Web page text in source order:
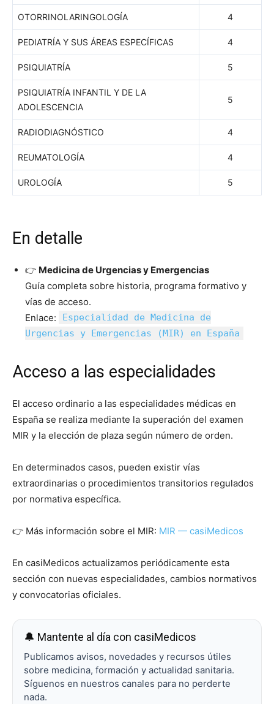
OTORRINOLARINGOLOGÍA 4
PEDIATRÍA Y SUS ÁREAS ESPECÍFICAS 4
PSIQUIATRÍA 5
PSIQUIATRÍA INFANTIL Y DE LA
ADOLESCENCIA
5
RADIODIAGNÓSTICO 4
REUMATOLOGÍA 4
UROLOGÍA 5
En detalle
👉 Medicina de Urgencias y Emergencias
Guía completa sobre historia, programa formativo y
vías de acceso.
Enlace:
Especialidad de Medicina de
Urgencias y Emergencias (MIR) en España
Acceso a las especialidades
El acceso ordinario a las especialidades médicas en
España se realiza mediante la superación del examen
MIR y la elección de plaza según número de orden.
En determinados casos, pueden existir vías
extraordinarias o procedimientos transitorios regulados
por normativa específica.
👉 Más información sobre el MIR: MIR — casiMedicos
En casiMedicos actualizamos periódicamente esta
sección con nuevas especialidades, cambios normativos
y convocatorias oficiales.
🔔 Mantente al día con casiMedicos
Publicamos avisos, novedades y recursos útiles
sobre medicina, formación y actualidad sanitaria.
Síguenos en nuestros canales para no perderte
nada.